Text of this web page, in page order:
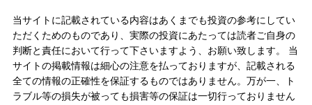
当サイトに記載されている内容はあくまでも投資の参考にしてい
ただくためのものであり、実際の投資にあたっては読者ご自身の
判断と責任において行って下さいますよう、お願い致します。 当
サイトの掲載情報は細心の注意を払っておりますが、記載される
全ての情報の正確性を保証するものではありません。万が一、ト
ラブル等の損失が被っても損害等の保証は一切行っておりません